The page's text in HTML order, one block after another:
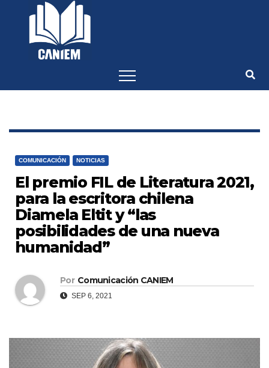
COMUNICACIÓN NOTICIAS
El premio FIL de Literatura 2021,
para la escritora chilena
Diamela Eltit y “las
posibilidades de una nueva
humanidad”
Por Comunicación CANIEM
SEP 6, 2021